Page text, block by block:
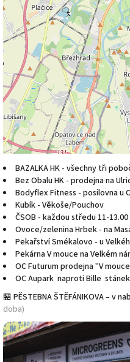
BAZALKA HK - všechny tři
Bez Obalu HK - prodejna na
Bodyflex Fitness - posilovna u
Kubík - Věkoše/Pouchov
ČSOB - každou středu 11-
Ovoce/zelenina Hrbek - na
Pekařství Smékalovo - u
Pekárna V mouce na Velkém
OC Futurum prodejna "V
OC Aupark naproti Bille
🏪 PĚSTEBNA ŠTĚFÁNIKOVA – v
doba)